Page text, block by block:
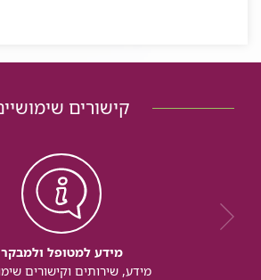
קישורים
מידע למטופל ולמבקר
מידע, שירותים וקישורים